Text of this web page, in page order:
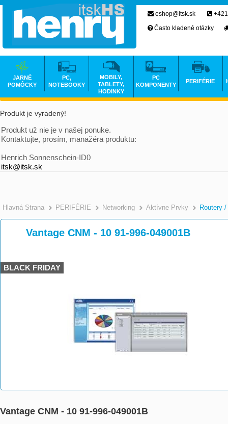
Produkt je vyradený!
Produkt už nie je v našej ponuke.
Kontaktujte, prosím, manažéra produktu:
Henrich Sonnenschein-ID0
itsk@itsk.sk
Hlavná Strana >
PERIFÉRIE >
Networking >
Aktívne Prvky Routery
Vantage CNM - 10 91-996-049001B
BLACK FRIDAY
Vantage CNM - 10 91-996-049001B
eshop@itsk.sk
Často kladené otázky
JARNÉ
POMÔCKY
PC,
NOTEBOOKY
MOBILY,
TABLETY,
HODINKY
PC
KOMPONENTY
PERIFÉRIE